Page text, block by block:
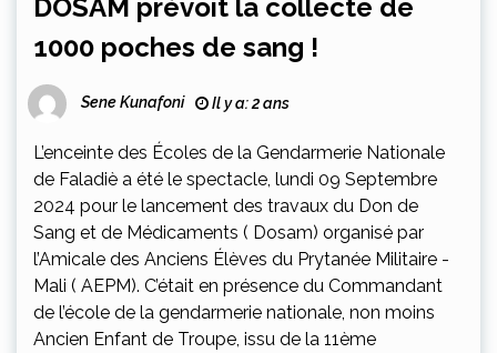
DOSAM prévoit la collecte de
1000 poches de sang !
Sene Kunafoni Il y a: 2 ans
L’enceinte des Écoles de la Gendarmerie Nationale
de Faladiè a été le spectacle, lundi 09 Septembre
2024 pour le lancement des travaux du Don de
Sang et de Médicaments ( Dosam) organisé par
l’Amicale des Anciens Élèves du Prytanée Militaire -
Mali ( AEPM). C’était en présence du Commandant
de l’école de la gendarmerie nationale, non moins
Ancien Enfant de Troupe, issu de la 11ème